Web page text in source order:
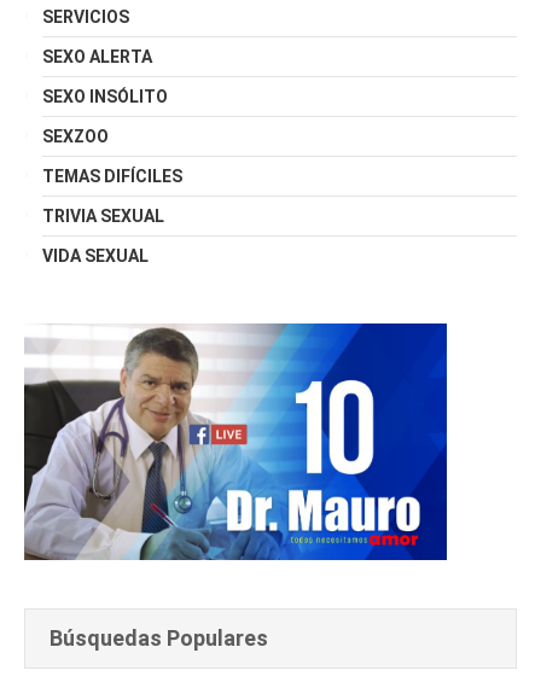
SERVICIOS
SEXO ALERTA
SEXO INSÓLITO
SEXZOO
TEMAS DIFÍCILES
TRIVIA SEXUAL
VIDA SEXUAL
Búsquedas Populares